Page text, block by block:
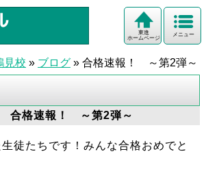
メニュー
東進
ホームページ
見校 » ブログ » 合格速報！ ～第2弾～
合格速報！ ～第2弾～
徒たちです！みんな合格おめでと